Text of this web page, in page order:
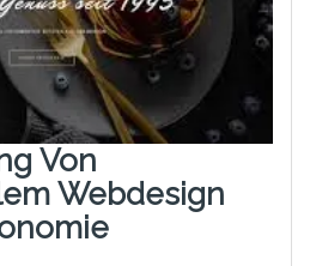
Von
Webdesign